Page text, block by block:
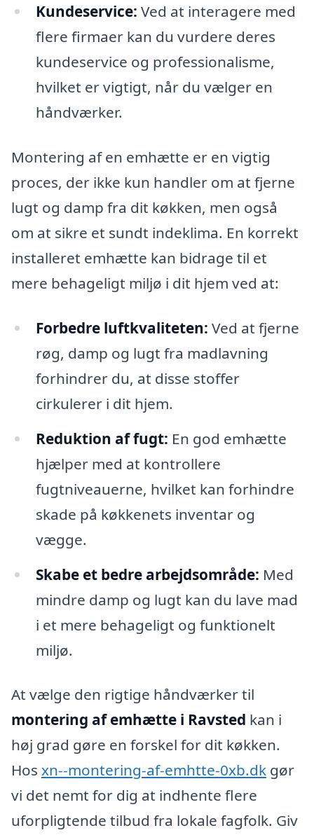
Kundeservice: Ved at interagere med
flere firmaer kan du vurdere deres
kundeservice og professionalisme,
hvilket er vigtigt, når du vælger en
håndværker.
Montering af en emhætte er en vigtig
proces, der ikke kun handler om at fjerne
lugt og damp fra dit køkken, men også
om at sikre et sundt indeklima. En korrekt
installeret emhætte kan bidrage til et
mere behageligt miljø i dit hjem ved at:
Forbedre luftkvaliteten: Ved at fjerne
røg, damp og lugt fra madlavning
forhindrer du, at disse stoffer
cirkulerer i dit hjem.
Reduktion af fugt: En god emhætte
hjælper med at kontrollere
fugtniveauerne, hvilket kan forhindre
skade på køkkenets inventar og
vægge.
Skabe et bedre arbejdsområde: Med
mindre damp og lugt kan du lave mad
i et mere behageligt og funktionelt
miljø.
At vælge den rigtige håndværker til
montering af emhætte i Ravsted kan i
høj grad gøre en forskel for dit køkken.
Hos xn--montering-af-emhtte-0xb.dk gør
vi det nemt for dig at indhente flere
uforpligtende tilbud fra lokale fagfolk. Giv